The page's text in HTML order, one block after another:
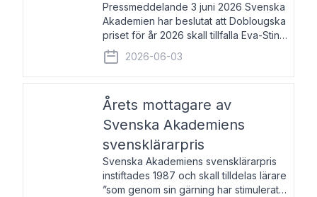
Pressmeddelande 3 juni 2026 Svenska
Akademien har beslutat att Doblougska
priset för år 2026 skall tillfalla Eva-Stina
Byggmästar, Magnus Dahlström, Matias
Faldbakken samt Espen Stueland.
Prisbeloppet är 200 000 svenska
2026-06-03
Årets mottagare av
Svenska Akademiens
svensklärarpris
Svenska Akademiens svensklärarpris
instiftades 1987 och skall tilldelas lärare
”som genom sin gärning har stimulerat